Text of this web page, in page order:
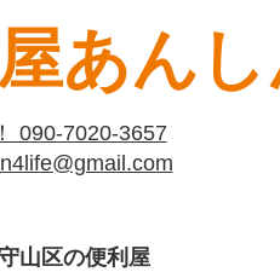
あん
090-7020-3657
山区の便利屋